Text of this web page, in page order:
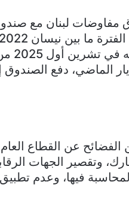
مفاوضات لبنان مع
الماضي، دفع
الفضائح عن القطاع
وتقصير الجهات
فيها، وعدم